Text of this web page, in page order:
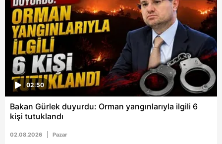
6698 sayılı Kişisel Verilerin Korunması Kanunu uyarınca
hazırlanmış Aydınlatma Metnimizi okumak ve sitemizde
ilgili mevzuata uygun olarak kullanılan çerezlerle ilgili bilgi
almak için lütfen
tıklayınız.
02:50
Bakan Gürlek duyurdu: Orman yangınlarıyla ilgili 6
kişi tutuklandı
02.08.2026 Pazar